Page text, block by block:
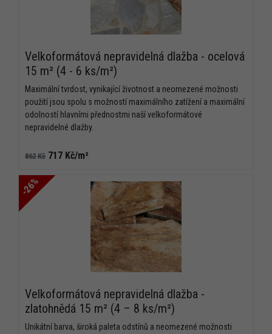
Velkoformátová nepravidelná dlažba - ocelová
15 m² (4 - 6 ks/m²)
Maximální tvrdost, vynikající životnost a neomezené možnosti
použití jsou spolu s možností maximálního zatížení a maximální
odolností hlavními přednostmi naší velkoformátové
nepravidelné dlažby.
862 Kč 717 Kč/m²
-26%
Velkoformátová nepravidelná dlažba -
zlatohnědá 15 m² (4 – 8 ks/m²)
Unikátní barva, široká paleta odstínů a neomezené možnosti